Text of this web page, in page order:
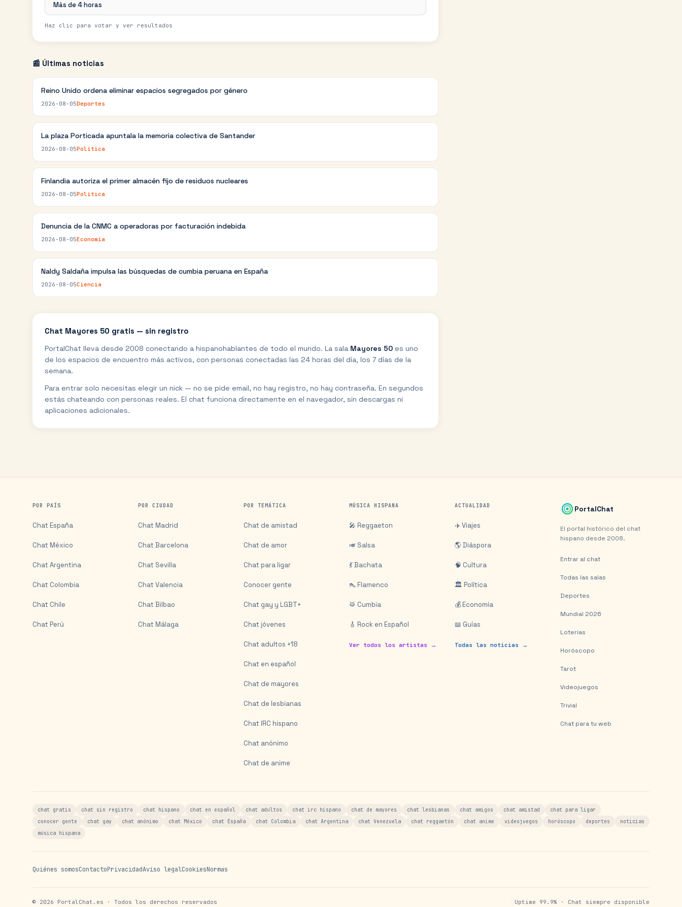
Más de 4 horas
Haz clic para votar y ver resultados
📰 Últimas noticias
Reino Unido ordena eliminar espacios segregados por género
2026-08-05Deportes
La plaza Porticada apuntala la memoria colectiva de Santander
2026-08-05Política
Finlandia autoriza el primer almacén fijo de residuos nucleares
2026-08-05Política
Denuncia de la CNMC a operadoras por facturación indebida
2026-08-05Economía
Naldy Saldaña impulsa las búsquedas de cumbia peruana en España
2026-08-05Ciencia
Chat Mayores 50 gratis — sin registro
PortalChat lleva desde 2008 conectando a hispanohablantes de todo el mundo. La sala Mayores 50 es uno
de los espacios de encuentro más activos, con personas conectadas las 24 horas del día, los 7 días de la
semana.
Para entrar solo necesitas elegir un nick — no se pide email, no hay registro, no hay contraseña. En segundos
estás chateando con personas reales. El chat funciona directamente en el navegador, sin descargas ni
aplicaciones adicionales.
POR PAÍS
Chat España
Chat México
Chat Argentina
Chat Colombia
Chat Chile
Chat Perú
POR CIUDAD
Chat Madrid
Chat Barcelona
Chat Sevilla
Chat Valencia
Chat Bilbao
Chat Málaga
POR TEMÁTICA
Chat de amistad
Chat de amor
Chat para ligar
Conocer gente
Chat gay y LGBT+
Chat jóvenes
Chat adultos +18
Chat en español
Chat de mayores
Chat de lesbianas
Chat IRC hispano
Chat anónimo
Chat de anime
MÚSICA HISPANA
🎤 Reggaeton
🎺 Salsa
💃 Bachata
👠 Flamenco
🥁 Cumbia
🎸 Rock en Español
Ver todos los artistas →
ACTUALIDAD
✈️ Viajes
🌎 Diáspora
🧠 Cultura
🏛️ Política
💰 Economía
📖 Guías
Todas las noticias →
PortalChat
El portal histórico del chat
hispano desde 2008.
Entrar al chat
Todas las salas
Deportes
Mundial 2026
Loterías
Horóscopo
Tarot
Videojuegos
Trivial
Chat para tu web
chat gratis chat sin registro chat hispano chat en español chat adultos chat irc hispano chat de mayores chat lesbianas chat amigos chat amistad
chat para ligar
conocer gente
chat gay chat anónimo chat México chat España chat Colombia chat Argentina chat Venezuela chat reggaetón chat anime videojuegos horóscopo deportes
noticias
música hispana
Quiénes somosContactoPrivacidadAviso legalCookiesNormas
© 2026 PortalChat.es · Todos los derechos reservados Uptime 99.9% · Chat siempre disponible